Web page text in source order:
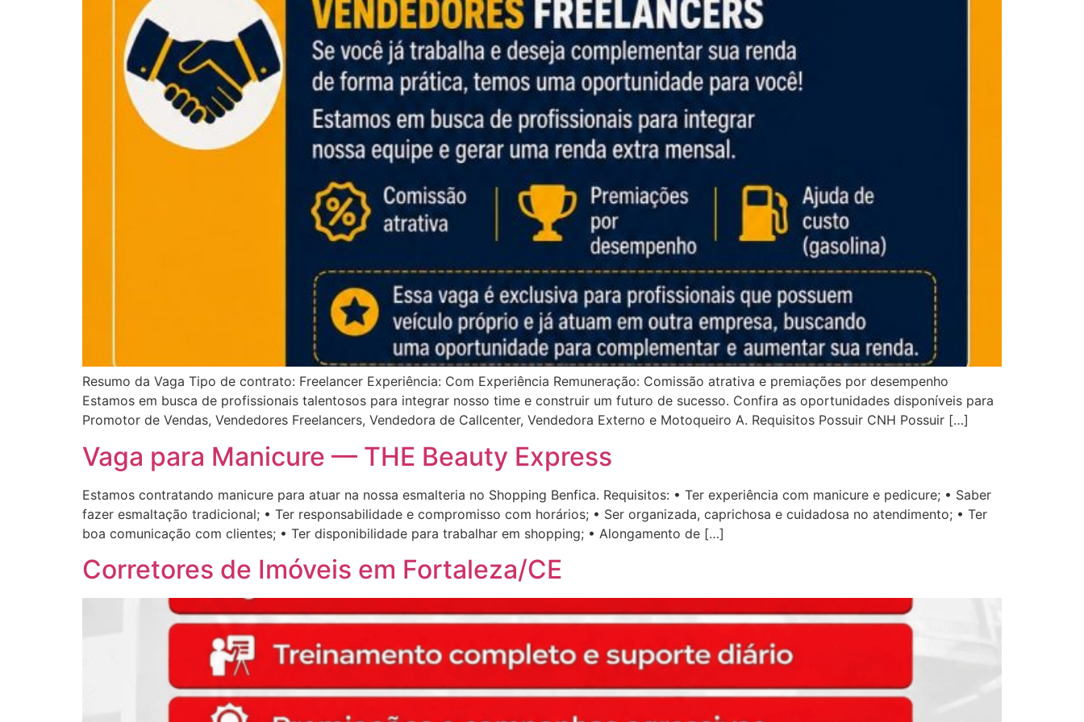
Resumo da Vaga Tipo de contrato: Freelancer Experiência: Com Experiência Remuneração: Comissão atrativa e premiações por desempenho
Estamos em busca de profissionais talentosos para integrar nosso time e construir um futuro de sucesso. Confira as oportunidades disponíveis para
Promotor de Vendas, Vendedores Freelancers, Vendedora de Callcenter, Vendedora Externo e Motoqueiro A. Requisitos Possuir CNH Possuir […]
Vaga para Manicure — THE Beauty Express
Estamos contratando manicure para atuar na nossa esmalteria no Shopping Benfica. Requisitos: • Ter experiência com manicure e pedicure; • Saber
fazer esmaltação tradicional; • Ter responsabilidade e compromisso com horários; • Ser organizada, caprichosa e cuidadosa no atendimento; • Ter
boa comunicação com clientes; • Ter disponibilidade para trabalhar em shopping; • Alongamento de […]
Corretores de Imóveis em Fortaleza/CE